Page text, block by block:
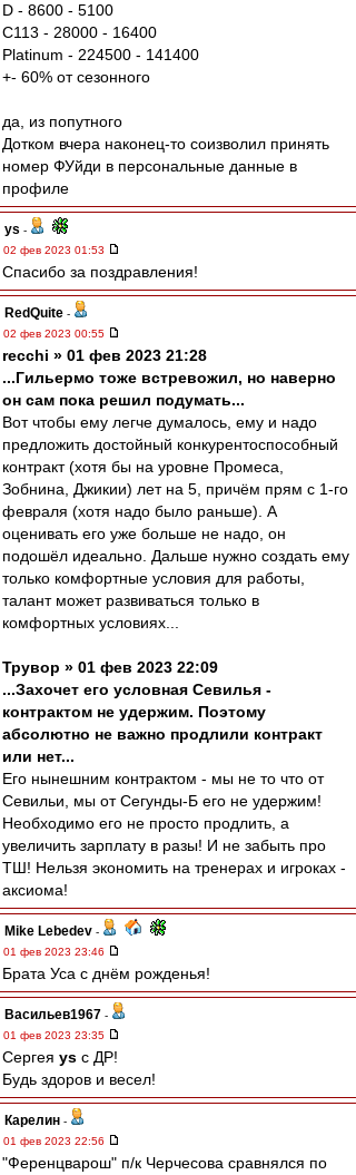
D - 8600 - 5100
C113 - 28000 - 16400
Platinum - 224500 - 141400
+- 60% от сезонного
да, из попутного
Дотком вчера наконец-то соизволил принять
номер ФУйди в персональные данные в
профиле
ys -
02 фев 2023 01:53
Спасибо за поздравления!
RedQuite -
02 фев 2023 00:55
recchi » 01 фев 2023 21:28
...Гильермо тоже встревожил, но наверно
он сам пока решил подумать...
Вот чтобы ему легче думалось, ему и надо
предложить достойный конкурентоспособный
контракт (хотя бы на уровне Промеса,
Зобнина, Джикии) лет на 5, причём прям с 1-го
февраля (хотя надо было раньше). А
оценивать его уже больше не надо, он
подошёл идеально. Дальше нужно создать ему
только комфортные условия для работы,
талант может развиваться только в
комфортных условиях...
Трувор » 01 фев 2023 22:09
...Захочет его условная Севилья -
контрактом не удержим. Поэтому
абсолютно не важно продлили контракт
или нет...
Его нынешним контрактом - мы не то что от
Севильи, мы от Сегунды-Б его не удержим!
Необходимо его не просто продлить, а
увеличить зарплату в разы! И не забыть про
ТШ! Нельзя экономить на тренерах и игроках -
аксиома!
Mike Lebedev -
01 фев 2023 23:46
Брата Уса с днём рожденья!
Васильев1967 -
01 фев 2023 23:35
Сергея ys с ДР!
Будь здоров и весел!
Карелин -
01 фев 2023 22:56
"Ференцварош" п/к Черчесова сравнялся по